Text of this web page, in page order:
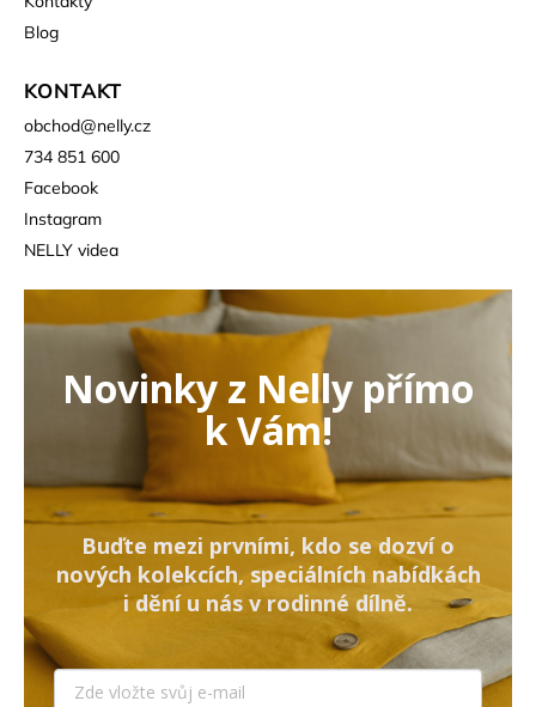
Blog
KONTAKT
obchod@nelly.cz
734 851 600
Facebook
Instagram
NELLY videa
Novinky z Nelly přímo
k Vám!
Buďte mezi prvními, kdo se dozví o
nových kolekcích, speciálních nabídkách
i dění u nás v rodinné dílně.